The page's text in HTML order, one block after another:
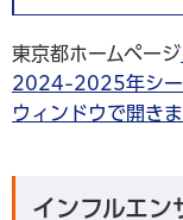
東京都ホームページ
2024-2025年シー
ウィンドウで開きま
インフルエン